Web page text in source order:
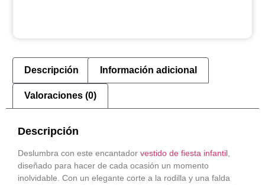
Descripción Información adicional
Valoraciones (0)
Descripción
Deslumbra con este encantador vestido de fiesta infantil
diseñado para hacer de cada ocasión un momento
inolvidable. Con un elegante corte a la rodilla y una falda